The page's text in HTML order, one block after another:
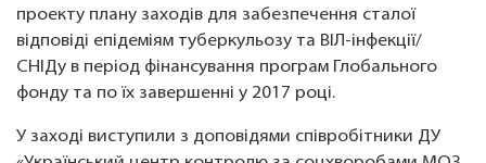
проекту плану заходів для забезпечення сталої
відповіді епідеміям туберкульозу та ВІЛ-інфекції/
СНІДу в період фінансування програм Глобального
фонду та по їх завершенні у 2017 році.
У заході виступили з доповідями співробітники ДУ